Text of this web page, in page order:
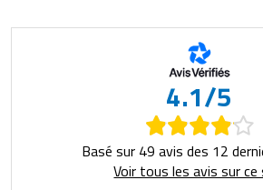
4.1/5
Basé sur 49 avis des 12
Voir tous les avis sur ce